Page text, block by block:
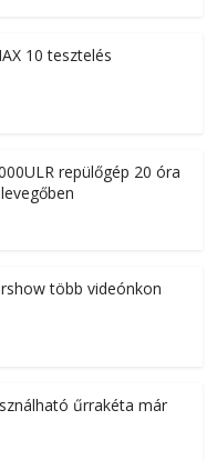
10 tesztelés
repülőgép 20 óra
több videónkon
űrrakéta már